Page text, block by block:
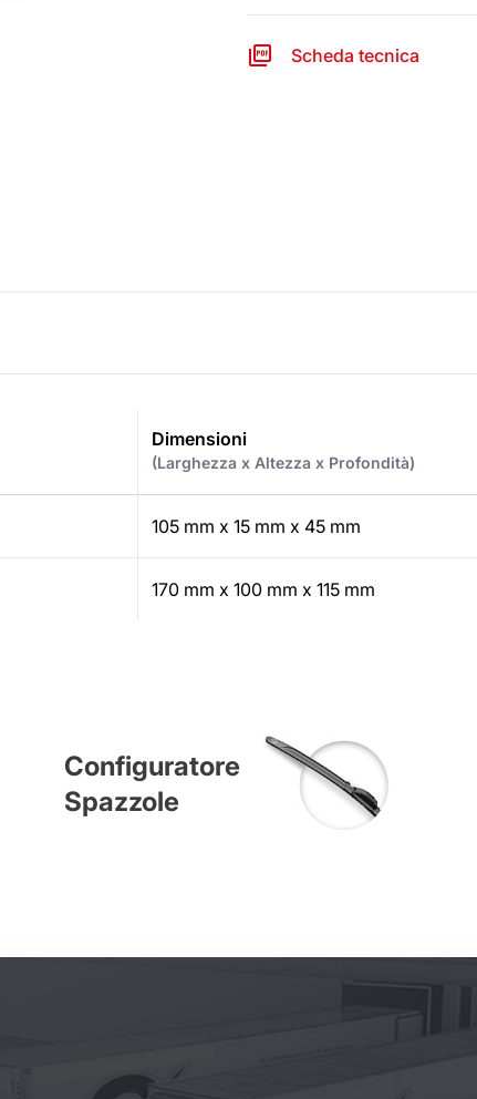
Scheda tecnica
Dimensioni
(Larghezza x Altezza x Profondità)
105 mm x 15 mm x 45 mm
170 mm x 100 mm x 115 mm
Configuratore
Spazzole